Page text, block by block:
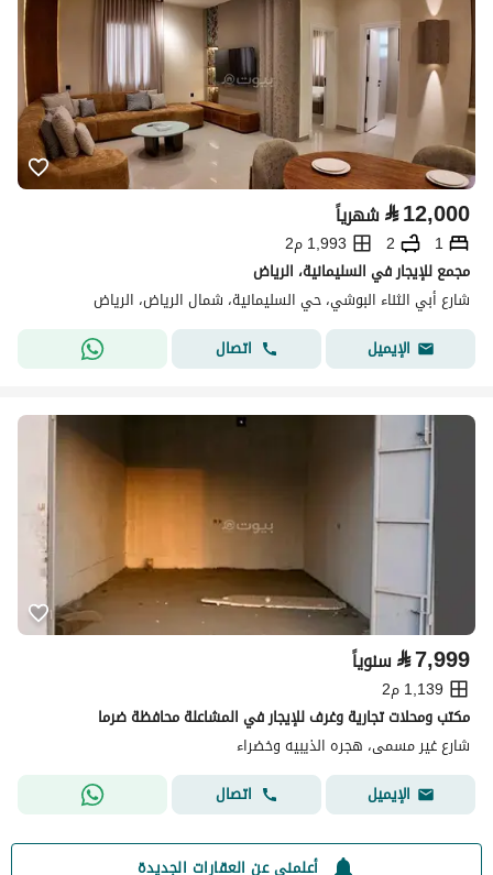
⃁12,000 شهرياً
1
2
1,993 م2
مجمع للإيجار في السليمانية، الرياض
شارع أبي الثناء البوشي، حي السليمانية، شمال الرياض، الرياض
الإيميل
اتصال
⃁7,999 سنوياً
1,139 م2
مكتب ومحلات تجارية وغرف للإيجار في المشاعلة محافظة ضرما
شارع غير مسمى، هجره الذيبيه وخضراء
الإيميل
اتصال
أعلمني عن العقارات الجديدة